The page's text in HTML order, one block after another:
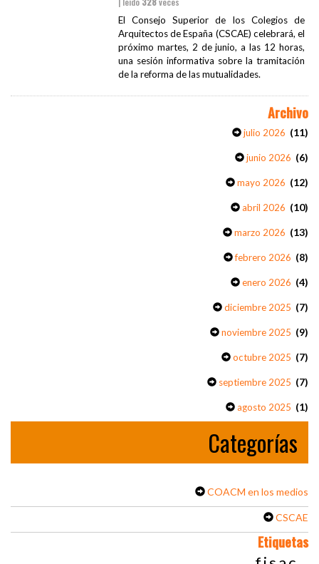
El Consejo Superior de los Colegios de
Arquitectos de España (CSCAE) celebrará, el
próximo martes, 2 de junio, a las 12 horas,
una sesión informativa sobre la tramitación
de la reforma de las mutualidades.
Archivo
julio 2026 (11)
junio 2026 (6)
mayo 2026 (12)
abril 2026 (10)
marzo 2026 (13)
febrero 2026 (8)
enero 2026 (4)
diciembre 2025 (7)
noviembre 2025 (9)
octubre 2025 (7)
septiembre 2025 (7)
agosto 2025 (1)
Categorías
COACM en los medios
CSCAE
Etiquetas